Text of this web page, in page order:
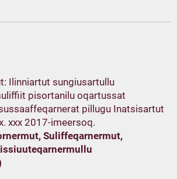
Ilinniartut sungiusartullu
pisortanilu oqartussat
pillugu Inatsisartut
xxx 2017-imeersoq.
Suliffeqarnermut,